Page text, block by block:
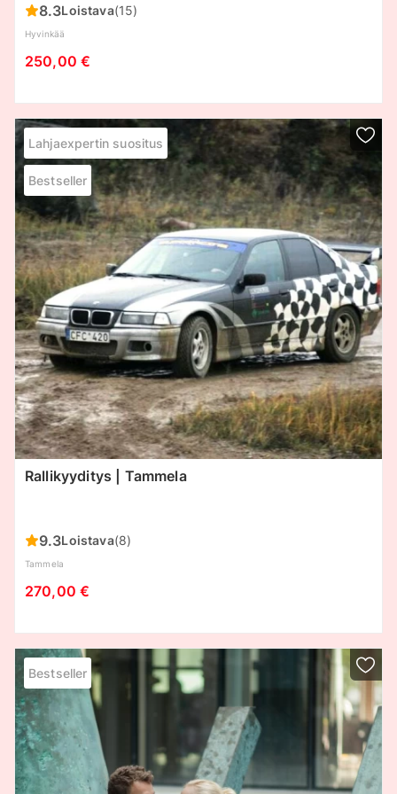
8.3Loistava(15)
Hyvinkää
250,00 €
Lahjaexpertin suositus
Bestseller
Rallikyyditys | Tammela
9.3Loistava(8)
Tammela
270,00 €
Bestseller